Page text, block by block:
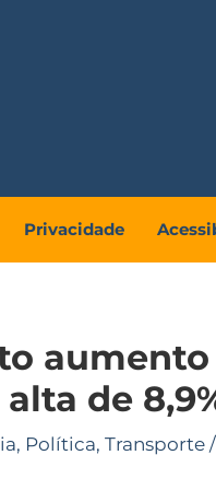
Privacidade
de
, Política, Transporte